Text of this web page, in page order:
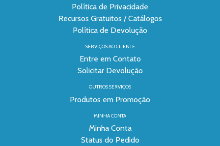
Política de Privacidade
Recursos Gratuitos / Catálogos
Política de Devolução
SERVIÇOS AO CLIENTE
Entre em Contato
Solicitar Devolução
OUTROS SERVIÇOS
Produtos em Promoção
MINHA CONTA
Minha Conta
Status do Pedido